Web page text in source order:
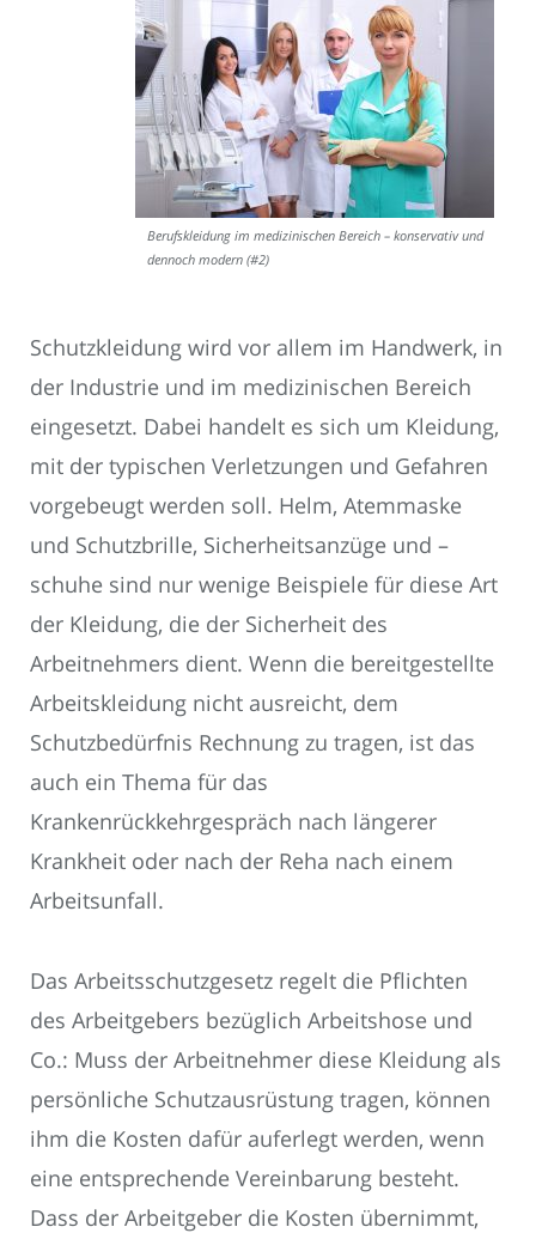
Berufskleidung im medizinischen Bereich – konservativ und
dennoch modern (#2)
Schutzkleidung wird vor allem im Handwerk, in
der Industrie und im medizinischen Bereich
eingesetzt. Dabei handelt es sich um Kleidung,
mit der typischen Verletzungen und Gefahren
vorgebeugt werden soll. Helm, Atemmaske
und Schutzbrille, Sicherheitsanzüge und –
schuhe sind nur wenige Beispiele für diese Art
der Kleidung, die der Sicherheit des
Arbeitnehmers dient. Wenn die bereitgestellte
Arbeitskleidung nicht ausreicht, dem
Schutzbedürfnis Rechnung zu tragen, ist das
auch ein Thema für das
Krankenrückkehrgespräch nach längerer
Krankheit oder nach der Reha nach einem
Arbeitsunfall.
Das Arbeitsschutzgesetz regelt die Pflichten
des Arbeitgebers bezüglich Arbeitshose und
Co.: Muss der Arbeitnehmer diese Kleidung als
persönliche Schutzausrüstung tragen, können
ihm die Kosten dafür auferlegt werden, wenn
eine entsprechende Vereinbarung besteht.
Dass der Arbeitgeber die Kosten übernimmt,